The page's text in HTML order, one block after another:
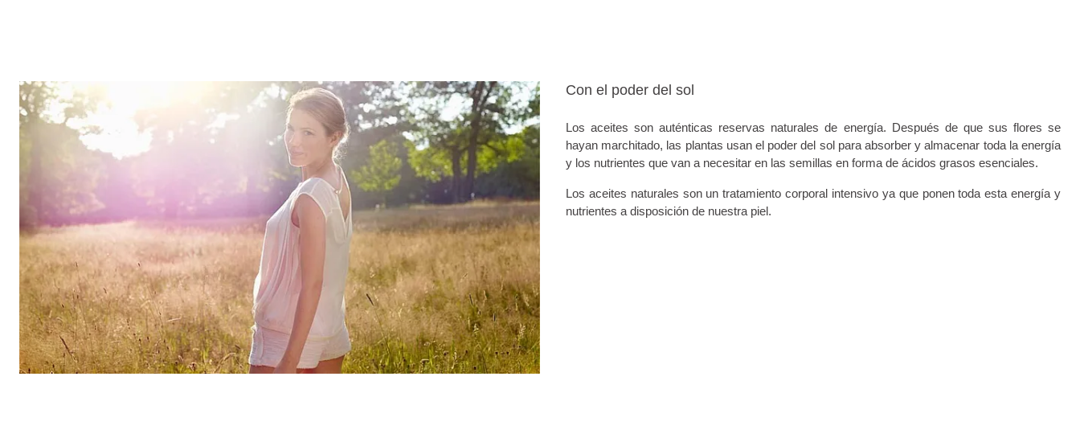
Con el poder del sol
Los aceites son auténticas reservas naturales de energía. Después de que sus flores se
hayan marchitado, las plantas usan el poder del sol para absorber y almacenar toda la energía
y los nutrientes que van a necesitar en las semillas en forma de ácidos grasos esenciales.
Los aceites naturales son un tratamiento corporal intensivo ya que ponen toda esta energía y
nutrientes a disposición de nuestra piel.